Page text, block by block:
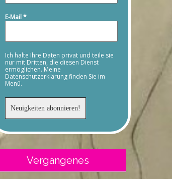
E-Mail*
Ich halte Ihre Daten privat und teile sie
nur mit Dritten, die diesen Dienst
ermöglichen. Meine
Datenschutzerklärung finden Sie im
Menü.
Vergangenes